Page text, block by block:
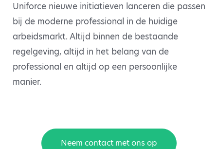
Uniforce nieuwe initiatieven lanceren die passen
bij de moderne professional in de huidige
arbeidsmarkt. Altijd binnen de bestaande
regelgeving, altijd in het belang van de
professional en altijd op een persoonlijke
manier.
Neem contact met ons op